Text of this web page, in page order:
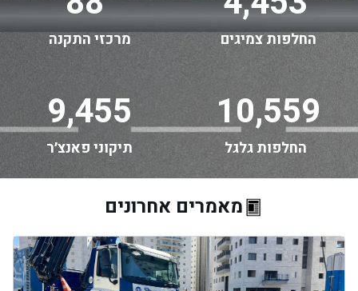
מרכזי התקנה החלפות צמיגים
9,455
תיקוני פאנצ׳ר
10,559
החלפות גלגל
מאמרים אחרונים